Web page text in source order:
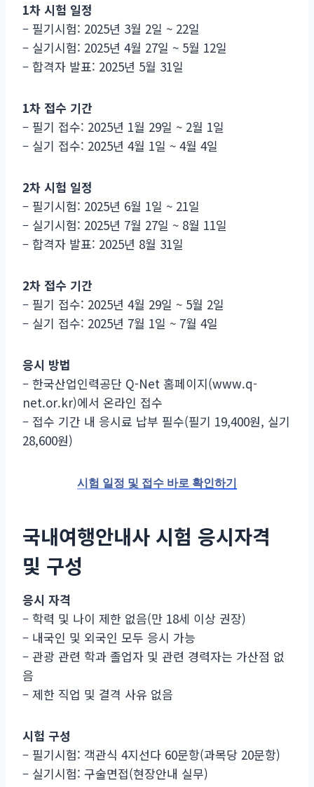
1차 시험 일정
– 필기시험: 2025년 3월 2일 ~ 22일
– 실기시험: 2025년 4월 27일 ~ 5월 12일
– 합격자 발표: 2025년 5월 31일
1차 접수 기간
– 필기 접수: 2025년 1월 29일 ~ 2월 1일
– 실기 접수: 2025년 4월 1일 ~ 4월 4일
2차 시험 일정
– 필기시험: 2025년 6월 1일 ~ 21일
– 실기시험: 2025년 7월 27일 ~ 8월 11일
– 합격자 발표: 2025년 8월 31일
2차 접수 기간
– 필기 접수: 2025년 4월 29일 ~ 5월 2일
– 실기 접수: 2025년 7월 1일 ~ 7월 4일
응시 방법
– 한국산업인력공단 Q-Net 홈페이지(www.q-
net.or.kr)에서 온라인 접수
– 접수 기간 내 응시료 납부 필수(필기 19,400원, 실기
28,600원)
시험 일정 및 접수 바로 확인하기
국내여행안내사 시험 응시자격
및 구성
응시 자격
– 학력 및 나이 제한 없음(만 18세 이상 권장)
– 내국인 및 외국인 모두 응시 가능
– 관광 관련 학과 졸업자 및 관련 경력자는 가산점 없
음
– 제한 직업 및 결격 사유 없음
시험 구성
– 필기시험: 객관식 4지선다 60문항(과목당 20문항)
– 실기시험: 구술면접(현장안내 실무)